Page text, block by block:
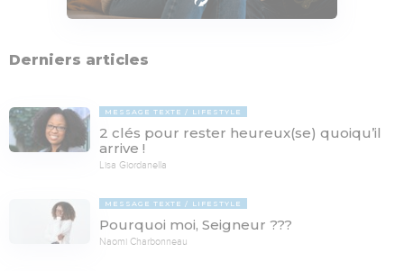
Derniers articles
MESSAGE TEXTE LIFESTYLE
2 clés pour rester heureux(se) quoiqu’il
arrive !
Lisa Giordanella
MESSAGE TEXTE LIFESTYLE
Pourquoi moi, Seigneur ???
Naomi Charbonneau